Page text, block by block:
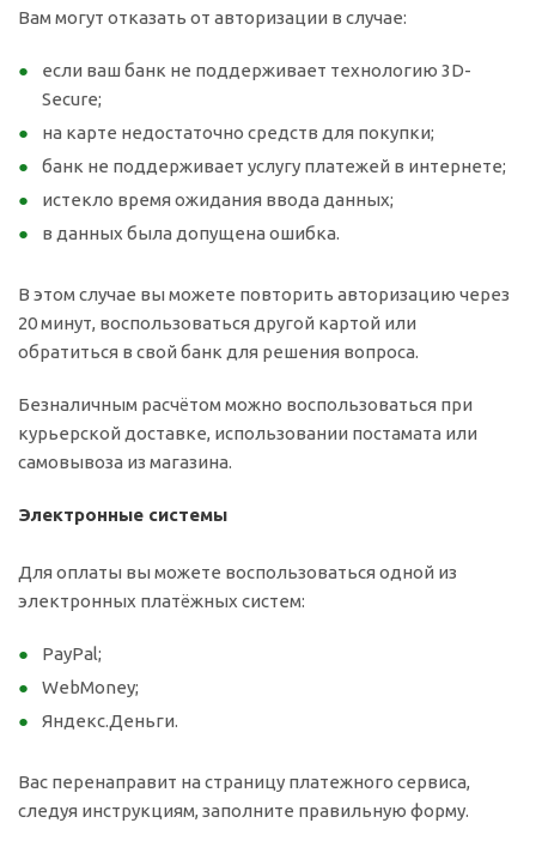
Вам могут отказать от авторизации в случае:
если ваш банк не поддерживает технологию 3D-
Secure;
на карте недостаточно средств для покупки;
банк не поддерживает услугу платежей в интернете;
истекло время ожидания ввода данных;
в данных была допущена ошибка.
В этом случае вы можете повторить авторизацию через
20 минут, воспользоваться другой картой или
обратиться в свой банк для решения вопроса.
Безналичным расчётом можно воспользоваться при
курьерской доставке, использовании постамата или
самовывоза из магазина.
Электронные системы
Для оплаты вы можете воспользоваться одной из
электронных платёжных систем:
PayPal;
WebMoney;
Яндекс.Деньги.
Вас перенаправит на страницу платежного сервиса,
следуя инструкциям, заполните правильную форму.